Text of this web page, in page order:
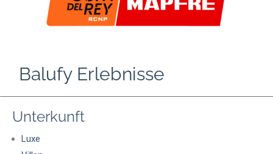
Balufy Erlebnisse
Unterkunft
Luxe